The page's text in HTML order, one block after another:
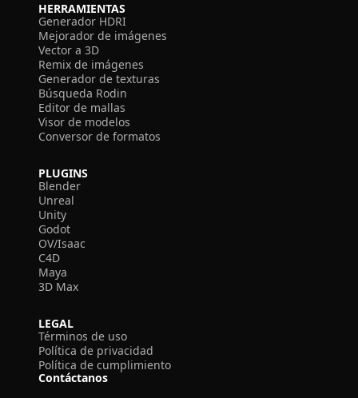
HERRAMIENTAS
Generador HDRI
Mejorador de imágenes
Vector a 3D
Remix de imágenes
Generador de texturas
Búsqueda Rodin
Editor de mallas
Visor de modelos
Conversor de formatos
PLUGINS
Blender
Unreal
Unity
Godot
OV/Isaac
C4D
Maya
3D Max
LEGAL
Términos de uso
Política de privacidad
Política de cumplimiento
Contáctanos